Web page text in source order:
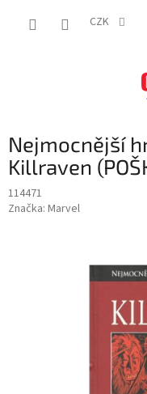
CZK
Nejmocnější
Killraven
114471
Značka: Marvel